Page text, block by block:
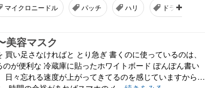
マイクロニードル パッチ ハリ ドラックストア
美容マスク
い足さなければと とり急ぎ 書くのに使っているのは、
が便利な 冷蔵庫に貼ったホワイトボード ぽんぽん書い
日々忘れる速度が上がってきてるのを感じていますから…